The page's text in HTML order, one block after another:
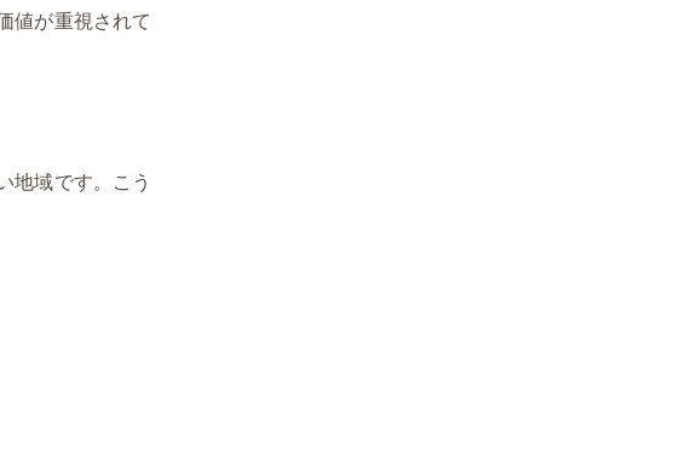
値が重視されて
地域です。こう